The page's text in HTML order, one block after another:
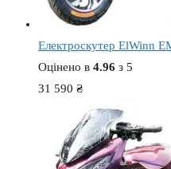
Електроскутер ElWinn
Оцінено в 4.96 з 5
31 590 ₴